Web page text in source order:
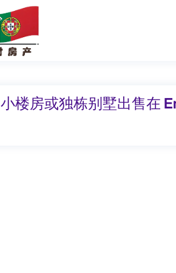
小楼房或独栋别墅出售在